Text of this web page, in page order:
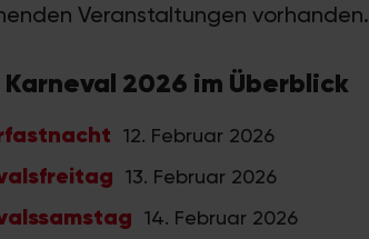
Veranstaltungen vorhanden.
2026 im Überblick
12. Februar 2026
13. Februar 2026
14. Februar 2026